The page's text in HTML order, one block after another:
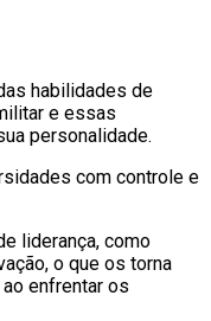
habilidades de
e essas
personalidade.
com controle e
liderança, como
o que os torna
enfrentar os